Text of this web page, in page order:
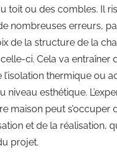
toit ou des combles. Il
nombreuses erreurs,
de la structure de la
ci. Cela va entraîner
l’isolation thermique ou
niveau esthétique.
maison peut s’occuper
et de la réalisation,
projet.